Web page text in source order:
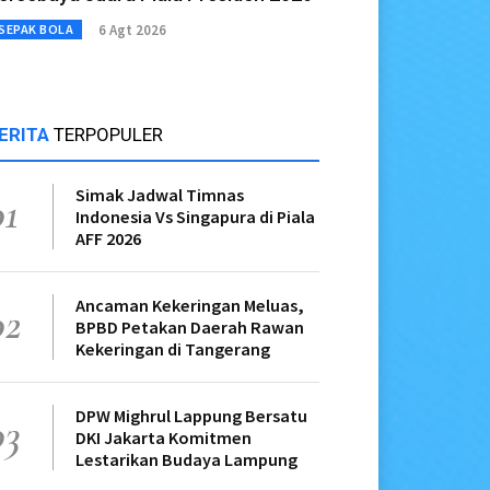
BOLA 6 Agt 2026
TERPOPULER
Simak Jadwal Timnas
Indonesia Vs Singapura di Piala
AFF 2026
Ancaman Kekeringan Meluas,
BPBD Petakan Daerah Rawan
Kekeringan di Tangerang
DPW Mighrul Lappung Bersatu
DKI Jakarta Komitmen
Lestarikan Budaya Lampung